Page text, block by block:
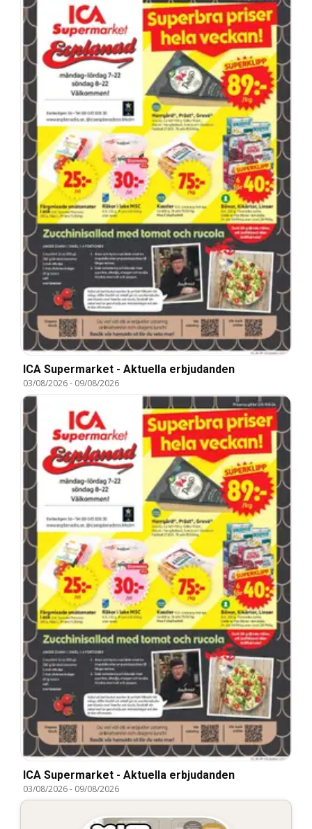
ICA Supermarket - Aktuella erbjudanden
03/08/2026- 09/08/2026
ICA Supermarket - Aktuella erbjudanden
03/08/2026- 09/08/2026